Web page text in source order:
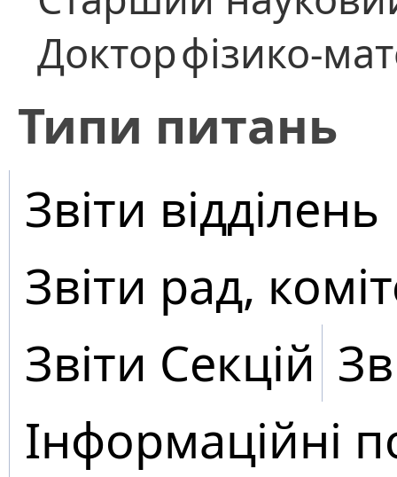
Докторфізико-
​Типи питань
Звіти відділень
Звіти рад,
Звіти Секцій
Інформаційні